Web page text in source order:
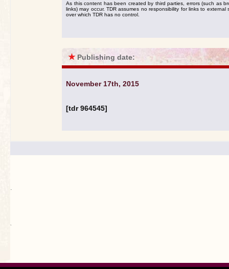
As this content has been created by third parties, errors (such as
links) may occur. TDR assumes no responsibility for links to external
over which TDR has no control.
★ Publishing date:
November 17th, 2015
[tdr 964545]
.
`